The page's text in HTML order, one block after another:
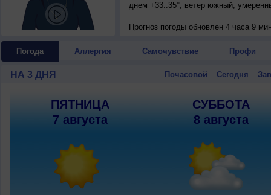
днем +33..35°, ветер южный,
Прогноз погоды обновлен 4 часа 9
Погода Аллергия Самочувствие Профи
НА 3 ДНЯ Почасовой Сегодня
ПЯТНИЦА
7 августа
СУББОТА
8 августа